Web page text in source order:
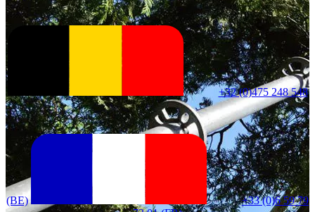
+32 (0)475 248 548
(BE)
+33 (0)6 59 79